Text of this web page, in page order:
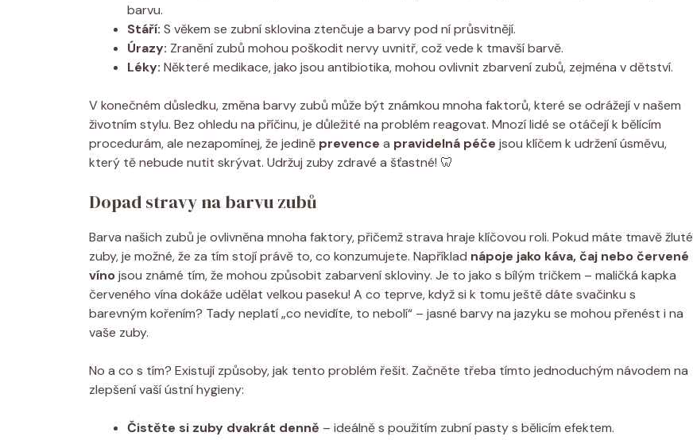
barvu.
Stáří: S věkem se zubní sklovina ztenčuje a barvy pod ní průsvitnějí.
Úrazy: Zranění zubů mohou poškodit nervy uvnitř, což vede k tmavší barvě.
Léky: Některé medikace, jako jsou antibiotika, mohou ovlivnit zbarvení zubů, zejména v dětství.
V konečném důsledku, změna barvy zubů může být známkou mnoha faktorů, které se odrážejí v našem
životním stylu. Bez ohledu na příčinu, je důležité na problém reagovat. Mnozí lidé se otáčejí k bělícím
procedurám, ale nezapomínej, že jedině prevence a pravidelná péče jsou klíčem k udržení úsměvu,
který tě nebude nutit skrývat. Udržuj zuby zdravé a šťastné! 🦷
Dopad stravy na barvu zubů
Barva našich zubů je ovlivněna mnoha faktory, přičemž strava hraje klíčovou roli. Pokud máte tmavě žluté
zuby, je možné, že za tím stojí právě to, co konzumujete. Například nápoje jako káva, čaj nebo červené
vínojsou známé tím, že mohou způsobit zabarvení skloviny. Je to jako s bílým tričkem – maličká kapka
červeného vína dokáže udělat velkou paseku! A co teprve, když si k tomu ještě dáte svačinku s
barevným kořením? Tady neplatí „co nevidíte, to nebolí“ – jasné barvy na jazyku se mohou přenést i na
vaše zuby.
No a co s tím? Existují způsoby, jak tento problém řešit. Začněte třeba tímto jednoduchým návodem na
zlepšení vaší ústní hygieny:
Čistěte si zuby dvakrát denně – ideálně s použitím zubní pasty s bělicím efektem.